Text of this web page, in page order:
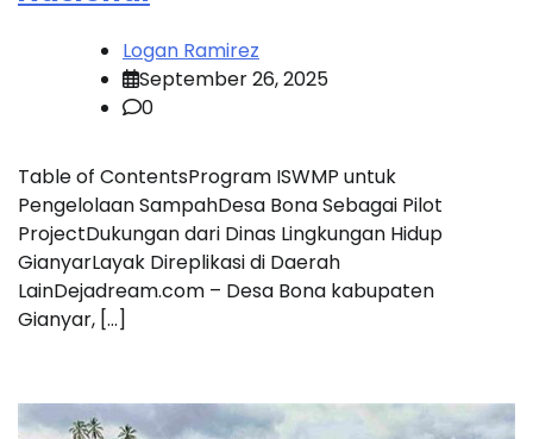
Logan Ramirez
September 26, 2025
0
Table of ContentsProgram ISWMP untuk
Pengelolaan SampahDesa Bona Sebagai Pilot
ProjectDukungan dari Dinas Lingkungan Hidup
GianyarLayak Direplikasi di Daerah
LainDejadream.com – Desa Bona kabupaten
Gianyar, […]